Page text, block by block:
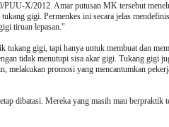
PUU-X/2012. Amar putusan MK tersebut
gigi. Permenkes ini secara jelas
tiruan lepasan."
tukang gigi, tapi hanya untuk membuat dan
tidak menutupi sisa akar gigi. Tukang gigi
melakukan promosi yang mencantumkan
dibatasi. Mereka yang masih mau